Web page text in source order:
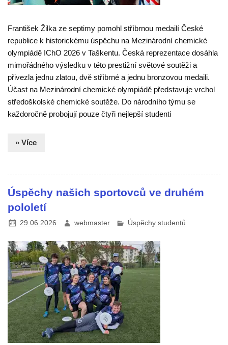
František Žilka ze septimy pomohl stříbrnou medailí České
republice k historickému úspěchu na Mezinárodní chemické
olympiádě IChO 2026 v Taškentu. Česká reprezentace dosáhla
mimořádného výsledku v této prestižní světové soutěži a
přivezla jednu zlatou, dvě stříbrné a jednu bronzovou medaili.
Účast na Mezinárodní chemické olympiádě představuje vrchol
středoškolské chemické soutěže. Do národního týmu se
každoročně probojují pouze čtyři nejlepší studenti
» Více
Úspěchy našich sportovců ve druhém
pololetí
29.06.2026 webmaster Úspěchy studentů